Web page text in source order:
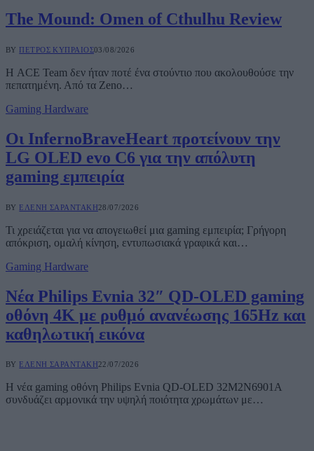
The Mound: Omen of Cthulhu Review
BY ΠΈΤΡΟΣ ΚΥΠΡΑΊΟΣ03/08/2026
Η ACE Team δεν ήταν ποτέ ένα στούντιο που ακολουθούσε την
πεπατημένη. Από τα Zeno…
Gaming Hardware
Οι InfernoBraveHeart προτείνουν την
LG OLED evo C6 για την απόλυτη
gaming εμπειρία
BY ΕΛΈΝΗ ΣΑΡΑΝΤΆΚΗ28/07/2026
Τι χρειάζεται για να απογειωθεί μια gaming εμπειρία; Γρήγορη
απόκριση, ομαλή κίνηση, εντυπωσιακά γραφικά και…
Gaming Hardware
Νέα Philips Evnia 32″ QD-OLED gaming
οθόνη 4K με ρυθμό ανανέωσης 165Hz και
καθηλωτική εικόνα
BY ΕΛΈΝΗ ΣΑΡΑΝΤΆΚΗ 22/07/2026
Η νέα gaming οθόνη Philips Evnia QD-OLED 32M2N6901A
συνδυάζει αρμονικά την υψηλή ποιότητα χρωμάτων με…